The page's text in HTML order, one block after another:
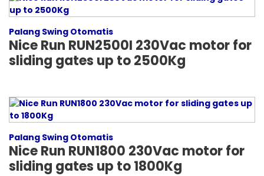
Palang Swing Otomatis
Nice Run RUN2500I 230Vac motor for
sliding gates up to 2500Kg
Palang Swing Otomatis
Nice Run RUN1800 230Vac motor for
sliding gates up to 1800Kg